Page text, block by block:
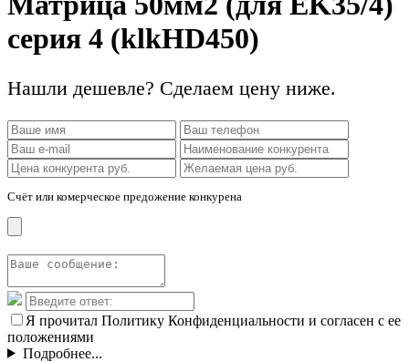
серия 4 (klkHD450)
Нашли дешевле? Сделаем цену ниже.
Счёт или комерческое предожение конкурена
Я прочитал Политику Конфиденциальности и согласен с ее
положениями
Подробнее...